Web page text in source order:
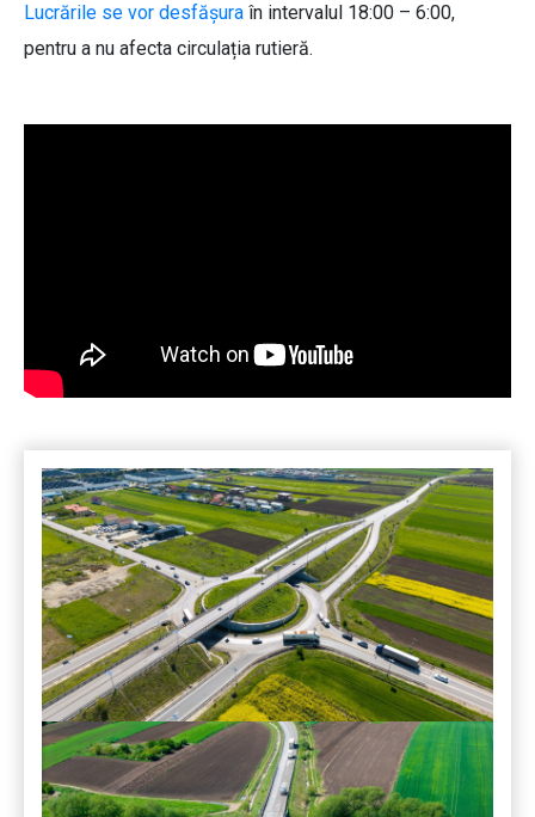
Lucrările se vor desfășura în intervalul 18:00 – 6:00,
pentru a nu afecta circulația rutieră.